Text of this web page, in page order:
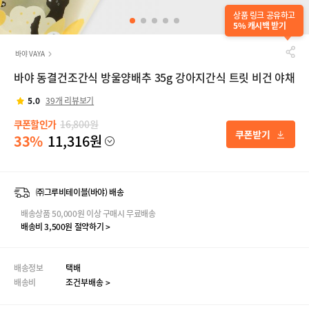
상품 링크 공유하고
5% 캐시백 받기
바야 VAYA
바야 동결건조간식 방울양배추 35g 강아지간식 트릿 비건 야채
5.0 39개 리뷰보기
쿠폰할인가 16,800원
33% 11,316원
㈜그루비테이블(바야) 배송
배송상품 50,000원 이상 구매시 무료배송
배송비 3,500원 절약하기 >
배송정보
택배
배송비
조건부배송 >